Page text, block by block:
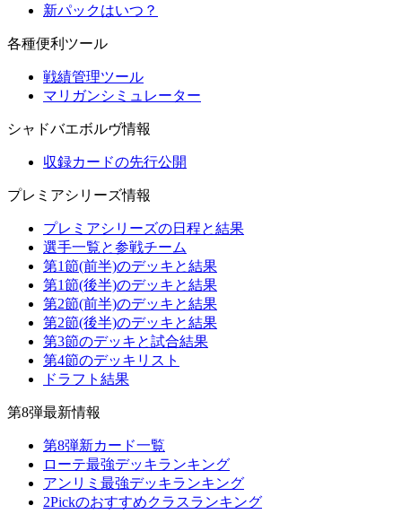
新パックはいつ？
各種便利ツール
戦績管理ツール
マリガンシミュレーター
シャドバエボルヴ情報
収録カードの先行公開
プレミアシリーズ情報
プレミアシリーズの日程と結果
選手一覧と参戦チーム
第1節(前半)のデッキと結果
第1節(後半)のデッキと結果
第2節(前半)のデッキと結果
第2節(後半)のデッキと結果
第3節のデッキと試合結果
第4節のデッキリスト
ドラフト結果
第8弾最新情報
第8弾新カード一覧
ローテ最強デッキランキング
アンリミ最強デッキランキング
2Pickのおすすめクラスランキング